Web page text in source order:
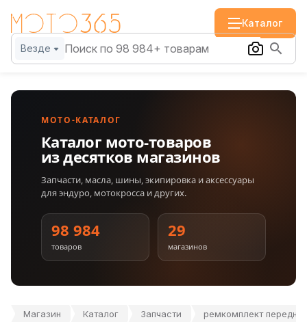
Каталог
Везде
МОТО-КАТАЛОГ
Каталог мото-товаров
из десятков магазинов
Запчасти, масла, шины, экипировка и аксессуары
для эндуро, мотокросса и других.
98 984
товаров
29
магазинов
Магазин Каталог Запчасти ремкомплект